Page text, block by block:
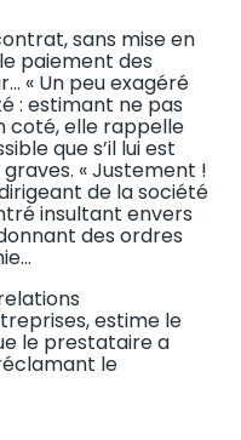
sans mise en
paiement des
« Un peu exagéré
: estimant ne pas
coté, elle rappelle
que s’il lui est
« Justement !
de la société
insultant envers
des ordres
estime le
le prestataire a
le